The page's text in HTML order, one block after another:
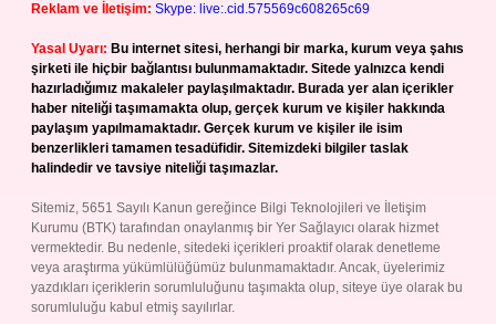
Reklam ve İletişim: Skype: live:.cid.575569c608265c69
Yasal Uyarı: Bu internet sitesi, herhangi bir marka, kurum veya şahıs
şirketi ile hiçbir bağlantısı bulunmamaktadır. Sitede yalnızca kendi
hazırladığımız makaleler paylaşılmaktadır. Burada yer alan içerikler
haber niteliği taşımamakta olup, gerçek kurum ve kişiler hakkında
paylaşım yapılmamaktadır. Gerçek kurum ve kişiler ile isim
benzerlikleri tamamen tesadüfidir. Sitemizdeki bilgiler taslak
halindedir ve tavsiye niteliği taşımazlar.
Sitemiz, 5651 Sayılı Kanun gereğince Bilgi Teknolojileri ve İletişim
Kurumu (BTK) tarafından onaylanmış bir Yer Sağlayıcı olarak hizmet
vermektedir. Bu nedenle, sitedeki içerikleri proaktif olarak denetleme
veya araştırma yükümlülüğümüz bulunmamaktadır. Ancak, üyelerimiz
yazdıkları içeriklerin sorumluluğunu taşımakta olup, siteye üye olarak bu
sorumluluğu kabul etmiş sayılırlar.